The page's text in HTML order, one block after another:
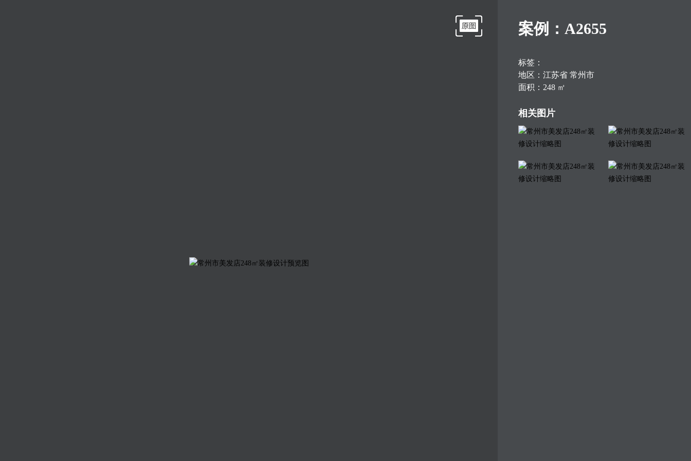
案例：A2655
标签：
地区：江苏省 常州市
面积：248 ㎡
相关图片